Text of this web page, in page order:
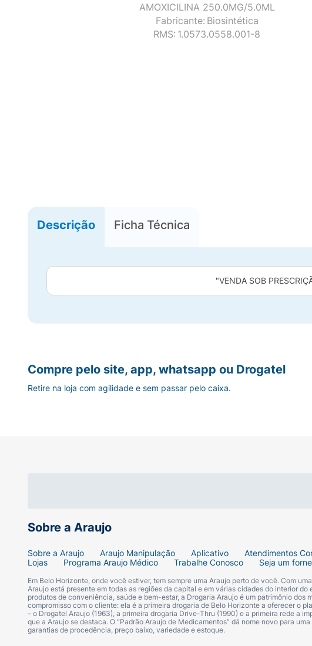
AMOXICILINA 250.0MG/5.0ML
Fabricante: Biosintética
RMS: 1.0573.0558.001-8
Descrição Ficha Técnica
"VENDA SOB
Sobre a Araujo
Sobre a Araujo Araujo Manipulação Aplicativo Atendimentos
Lojas
Programa Araujo Médico Trabalhe Conosco Seja um
Em Belo Horizonte, onde você estiver, tem sempre uma Araujo perto de você. Com
Araujo está presente em todas as regiões da capital e em várias cidades do interior
produtos de conveniência, saúde e bem-estar, a Drogaria Araujo é um patrimônio
compromisso com o cliente: ela é a primeira drogaria de Belo Horizonte a oferecer o
– o Drogatel Araujo (1963), a primeira drogaria Drive-Thru (1990) e a primeira rede a
que a Araujo se destaca. O “Padrão Araujo de Medicamentos” dá nome novo para
garantias de procedência, preço baixo, variedade e estoque.
Compre pelo site, app, whatsapp ou Drogatel
Retire na loja com agilidade e sem passar pelo caixa.